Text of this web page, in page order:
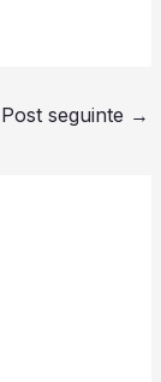
Post seguinte →